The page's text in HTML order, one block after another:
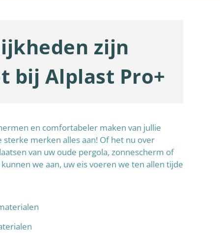
zijn
bij Alplast Pro+
en comfortabeler maken van jullie
merken alles aan! Of het nu over
van uw oude pergola, zonnescherm of
we aan, uw eis voeren we ten allen tijde